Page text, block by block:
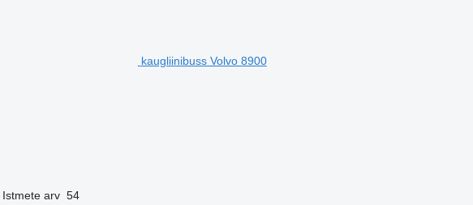
kaugliinibuss Volvo 8900
Istmete arv 54